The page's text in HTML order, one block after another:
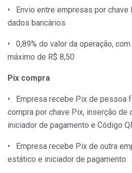
• Envio entre empresas por chave
dados bancários
• 0,89% do valor da operação,
máximo de R$ 8,50
Pix compra
• Empresa recebe Pix de pessoa
compra por chave Pix, inserção de
iniciador de pagamento e Código
• Empresa recebe Pix de outra
estático e iniciador de pagamento